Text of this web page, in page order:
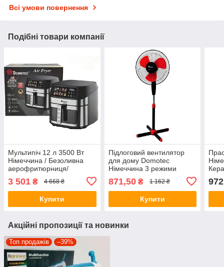
Всі умови повернення
Подібні товари компанії
Мультипіч 12 л 3500 Вт
Німеччина / Безоливна
аерофритюрниця/
3 501 ₴ 4 668 ₴
Купити
Підлоговий вентилятор
для дому Domotec
Німеччина 3 режими
871,50₴ 1 162 ₴
Купити
972
Акційні пропозиції та новинки
Топ продажів –39%